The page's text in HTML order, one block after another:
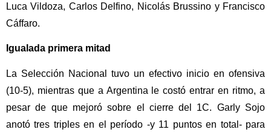
Luca Vildoza, Carlos Delfino, Nicolás Brussino y Francisco
Cáffaro.
Igualada primera mitad
La Selección Nacional tuvo un efectivo inicio en ofensiva
(10-5), mientras que a Argentina le costó entrar en ritmo, a
pesar de que mejoró sobre el cierre del 1C. Garly Sojo
anotó tres triples en el período -y 11 puntos en total- para